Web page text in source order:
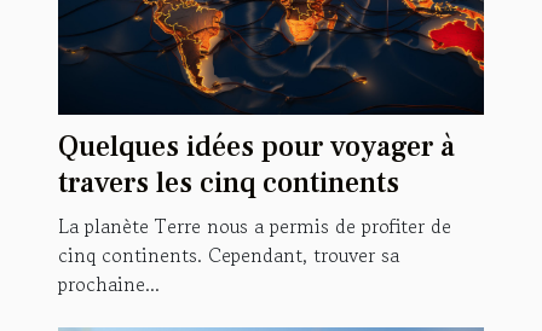
Quelques idées pour voyager à
travers les cinq continents
La planète Terre nous a permis de profiter de
cinq continents. Cependant, trouver sa
prochaine...